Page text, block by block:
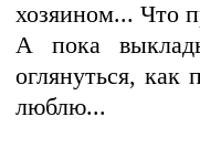
хозяином... Что
А пока
оглянуться, как
люблю...